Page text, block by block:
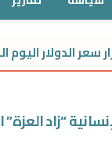
اليوم السبت